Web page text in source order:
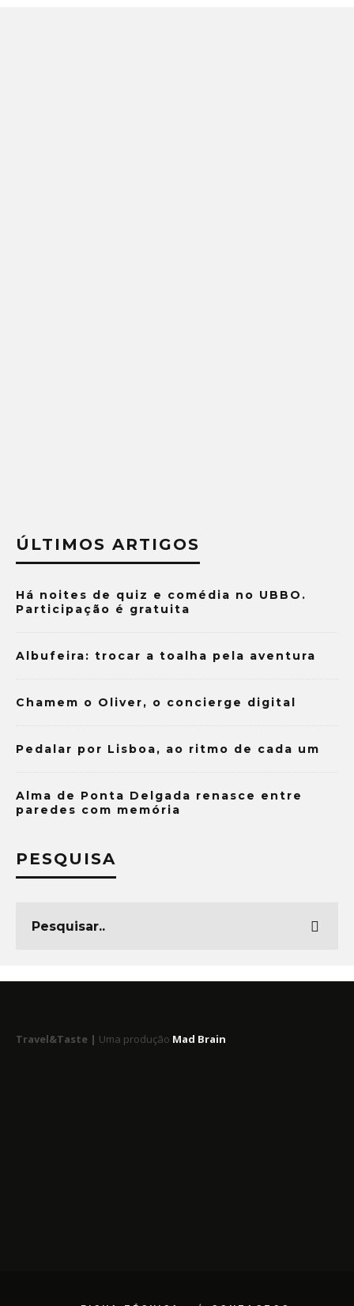
ÚLTIMOS ARTIGOS
Há noites de quiz e comédia no UBBO.
Participação é gratuita
Albufeira: trocar a toalha pela aventura
Chamem o Oliver, o concierge digital
Pedalar por Lisboa, ao ritmo de cada um
Alma de Ponta Delgada renasce entre
paredes com memória
PESQUISA
Travel&Taste | Uma produção Mad Brain